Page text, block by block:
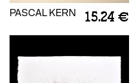
PASCAL KERN 15.24 €